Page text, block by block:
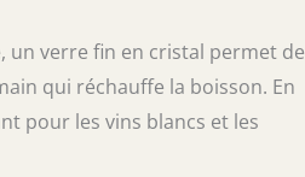
un verre fin en cristal permet de
qui réchauffe la boisson. En
pour les vins blancs et les